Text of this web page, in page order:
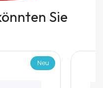
Sie
Neu